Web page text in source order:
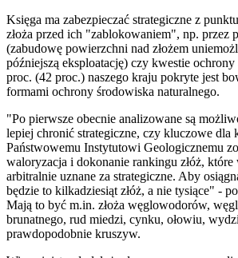
Księga ma zabezpieczać strategiczne z
złoża przed ich "zablokowaniem", np. przez
(zabudowę powierzchni nad złożem
późniejszą eksploatację) czy kwestie
proc. (42 proc.) naszego kraju pokryte jest
formami ochrony środowiska naturalnego.
"Po pierwsze obecnie analizowane są
lepiej chronić strategiczne, czy kluczowe dla
Państwowemu Instytutowi Geologicznemu
waloryzacja i dokonanie rankingu złóż, które
arbitralnie uznane za strategiczne. Aby
będzie to kilkadziesiąt złóż, a nie tysiące" -
Mają to być m.in. złoża węglowodorów,
brunatnego, rud miedzi, cynku, ołowiu,
prawdopodobnie kruszyw.